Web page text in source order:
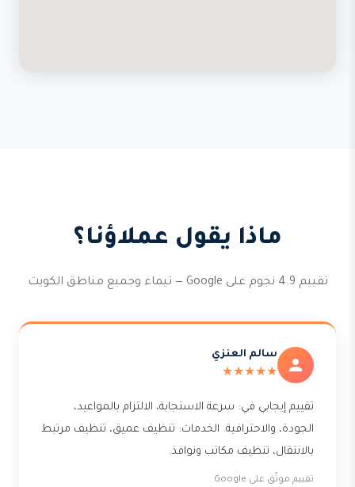
ماذا يقول عملاؤنا؟
تقييم 4.9 نجوم على Google — تيماء وجميع مناطق الكويت
سالم العنزي
★★★★★
تقييم إيجابي في: سرعة الاستجابة، الالتزام بالمواعيد،
الجودة، والاحترافية. الخدمات: تنظيف عميق، تنظيف مرتبط
بالانتقال، تنظيف مكاتب ونوافذ.
تقييم موثّق على Google